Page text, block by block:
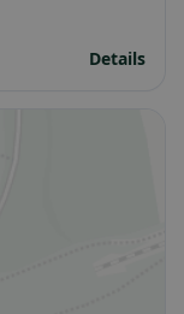
Details